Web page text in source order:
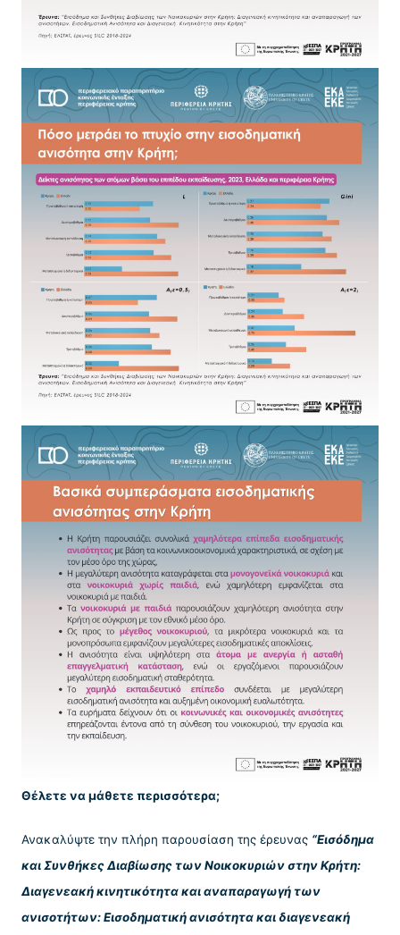
Θέλετε να μάθετε περισσότερα;
Ανακαλύψτε την πλήρη παρουσίαση της έρευνας “Εισόδημα
και Συνθήκες Διαβίωσης των Νοικοκυριών στην Κρήτη:
Διαγενεακή κινητικότητα και αναπαραγωγή των
ανισοτήτων: Εισοδηματική ανισότητα και διαγενεακή